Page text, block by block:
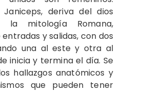
deriva del dios
la mitología Romana,
y salidas, con dos
una al este y otra al
inicia y termina el día. Se
hallazgos anatómicos y
que pueden tener